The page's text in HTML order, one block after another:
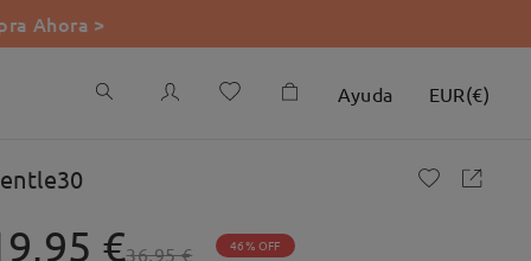
Ahora >
Ayuda EUR(€)
€36,95 € 46% OFF